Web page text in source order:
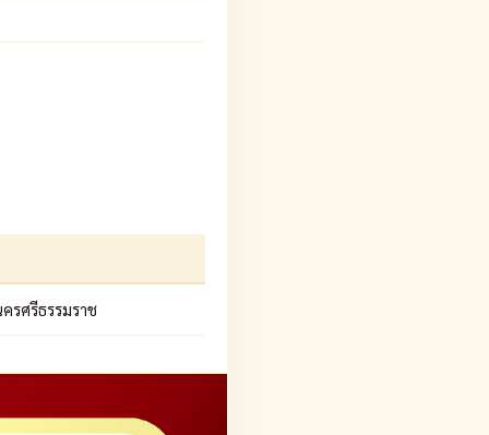
รศรีธรรมราช